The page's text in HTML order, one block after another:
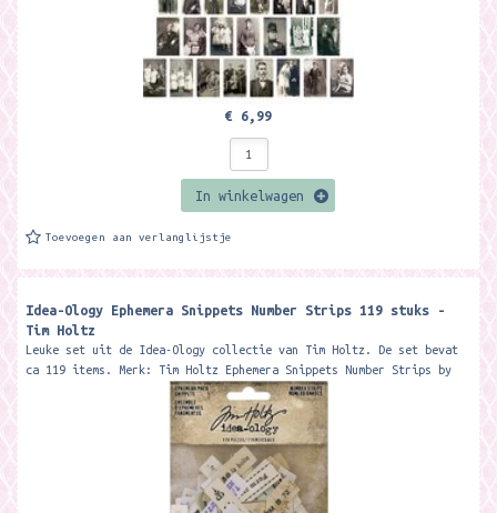
€ 6,99
In winkelwagen
Toevoegen aan verlanglijstje
Idea-Ology Ephemera Snippets Number Strips 119 stuks -
Tim Holtz
Leuke set uit de Idea-Ology collectie van Tim Holtz. De set bevat
ca 119 items. Merk: Tim Holtz Ephemera Snippets Number Strips by